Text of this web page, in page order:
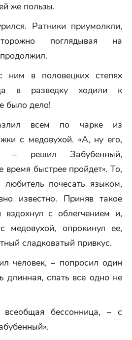
же пользы.
Ратники приумолкли,
поглядывая на
в половецких степях
в разведку ходили к
было дело!
всем по чарке из
с медовухой. «А, ну его,
– решил Забубенный,
время быстрее пройдет». То,
почесать языком,
известно. Приняв такое
вздохнул с облегчением и,
медовухой, опрокинул ее,
сладковатый привкус.
человек, – попросил один
длинная, спать все одно не
бессонница, – с